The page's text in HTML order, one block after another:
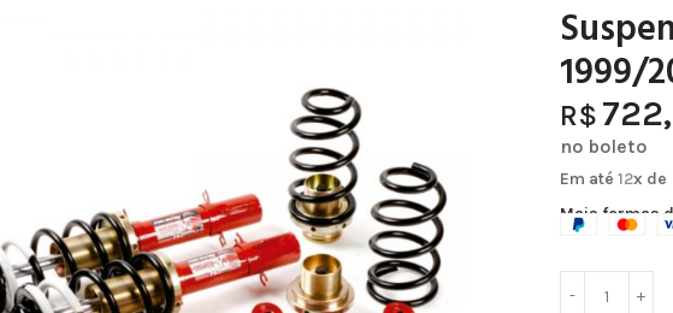
1999/
R$
no boleto
Em até12x de
Mais formas